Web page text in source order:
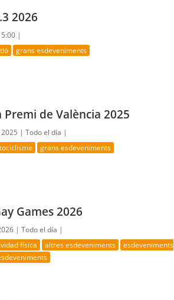
2026
|
grans esdeveniments
Premi de València 2025
2025 |Todo el día |
grans esdeveniments
Games 2026
|Todo el día |
física altres esdeveniments
esdeveniments